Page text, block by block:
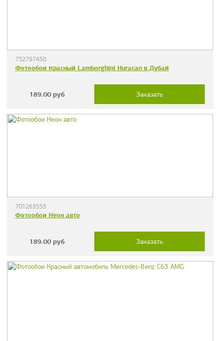
752797450
Фотообои Красный Lamborghini Huracan в Дубай
189.00 руб Заказать
701263555
Фотообои Неон авто
189.00 руб Заказать